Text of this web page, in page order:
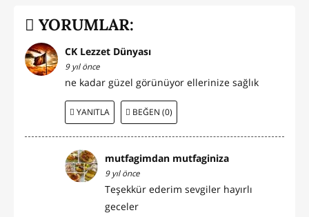
YORUMLAR:
CK Lezzet Dünyası
9 yıl önce
ne kadar güzel görünüyor ellerinize sağlık
YANITLA BEĞEN (0)
mutfagimdan mutfaginiza
9 yıl önce
Teşekkür ederim sevgiler hayırlı
geceler